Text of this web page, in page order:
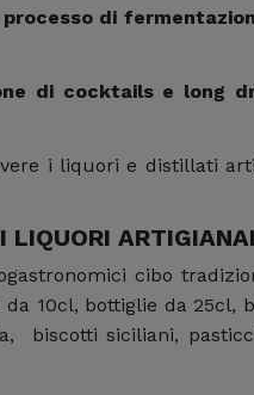
di
di cocktails e long
i liquori e distillati
LIQUORI
cibo
10cl, bottiglie da 25cl,
biscotti siciliani,